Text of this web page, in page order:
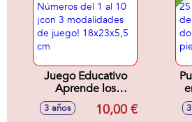
Juego Educativo
Aprende los
Números del 1 al
10 ¡con 3
3 años 10,00 €